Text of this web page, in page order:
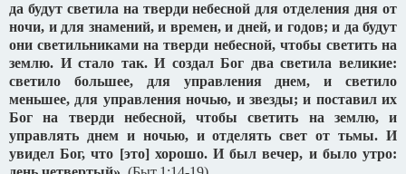
да будут светила на тверди небесной для отделения дня от
ночи, и для знамений, и времен, и дней, и годов; и да будут
они светильниками на тверди небесной, чтобы светить на
землю. И стало так. И создал Бог два светила великие:
светило большее, для управления днем, и светило
меньшее, для управления ночью, и звезды; и поставил их
Бог на тверди небесной, чтобы светить на землю, и
управлять днем и ночью, и отделять свет от тьмы. И
увидел Бог, что [это] хорошо. И был вечер, и было утро: